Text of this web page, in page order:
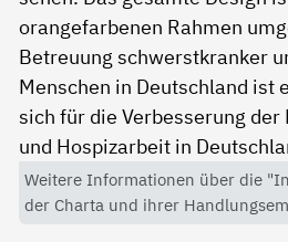
Weitere Informationen über die
der Charta und ihrer